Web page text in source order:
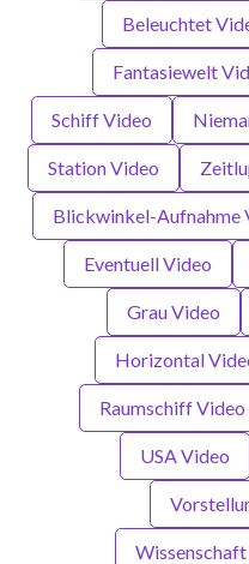
Beleuchtet
Fantasiewelt
Schiff Video
Station Video
Blickwinkel-Aufnahme
Eventuell Video
Grau Video
Horizontal
Raumschiff Video
USA Video